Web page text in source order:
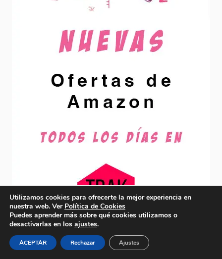
Utilizamos cookies para ofrecerte la mejor experiencia en
nuestra web. Ver Política de Cookies
Puedes aprender más sobre qué cookies utilizamos o
desactivarlas en los ajustes.
ACEPTAR Rechazar Ajustes